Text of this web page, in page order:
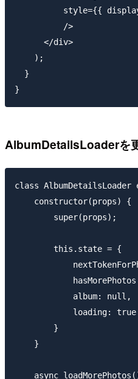
style={{
          />
      </div>
    );
  }
AlbumDetailsLoaderを
class AlbumDetailsLoader
    constructor(props) {
        super(props);
        this.state = {
            album: null,
            loading: true
        }
    }
async